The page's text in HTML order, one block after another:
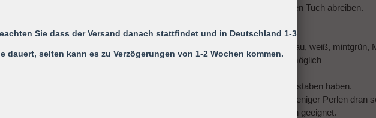
Feuchttuch oder einem anderen feuchten Tuch abreiben.
Perlen in hellblau, dunkelblau, türkis, grau, weiß, mintgrün,
rosa, pink, lila, flieder, beige, schwarz möglich
Der Wunschname kann bis zu 10 Buchstaben haben.
Je nach Länge des Namens, werden weniger Perlen dran
Die Perlen sind aus silikon, zum Beißen geeignet.
Sie dass der Versand danach stattfindet und in Deutschland 1-3
dauert, selten kann es zu Verzögerungen von 1-2 Wochen kommen.